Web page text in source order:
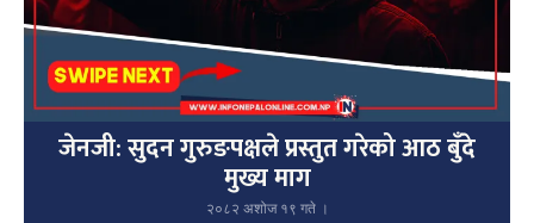
जेनजी: सुदन गुरुङपक्षले प्रस्तुत गरेको आठ बुँदे
मुख्य माग
२०८२ अशोज १९ गते ।